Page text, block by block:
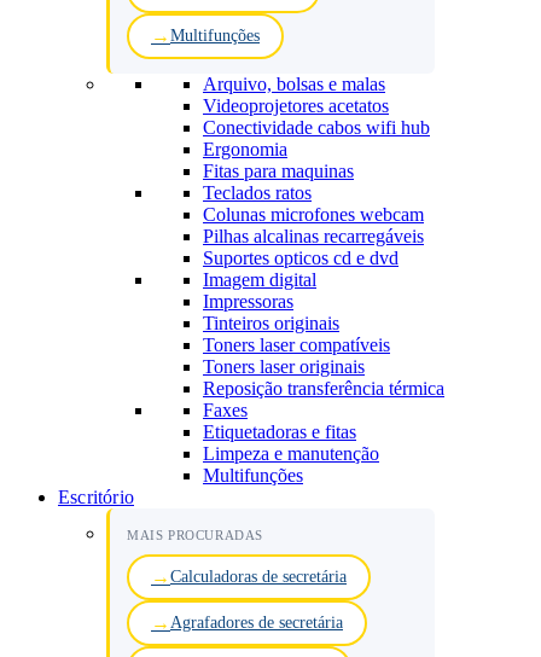
Multifunções
Arquivo, bolsas e malas
Videoprojetores acetatos
Conectividade cabos wifi hub
Ergonomia
Fitas para maquinas
Teclados ratos
Colunas microfones webcam
Pilhas alcalinas recarregáveis
Suportes opticos cd e dvd
Imagem digital
Impressoras
Tinteiros originais
Toners laser compatíveis
Toners laser originais
Reposição transferência térmica
Faxes
Etiquetadoras e fitas
Limpeza e manutenção
Multifunções
Escritório
MAIS PROCURADAS
Calculadoras de secretária
Agrafadores de secretária